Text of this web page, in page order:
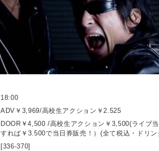
18:00
ADV￥3,969/高校生アクション￥2.525
DOOR￥4,500 /高校生アクション￥3,500(ライブ
すれば￥3.500で当日券販売！）(全て税込・ドリ
[336-370]